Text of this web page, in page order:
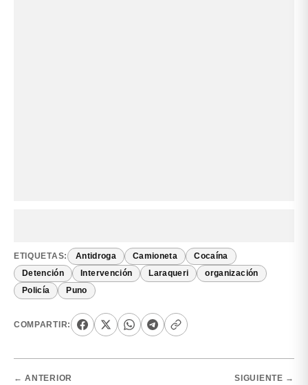
ETIQUETAS: Antidroga Camioneta Cocaína
Detención Intervención Laraqueri organización
Policía Puno
COMPARTIR:
← ANTERIOR SIGUIENTE →